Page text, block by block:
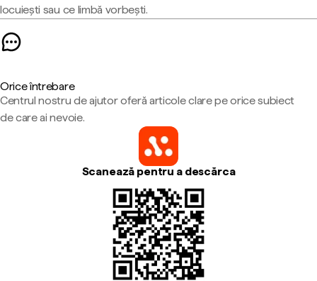
locuiești sau ce limbă vorbești.
Orice întrebare
Centrul nostru de ajutor oferă articole clare pe orice subiect
de care ai nevoie.
Scanează pentru a descărca